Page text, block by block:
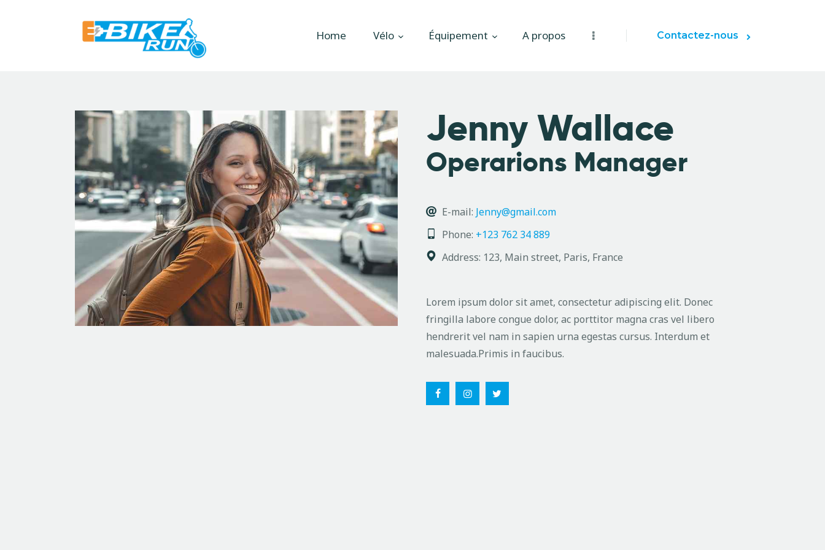
Home Vélo Équipement A propos Contactez-nous
A propos
Actualités
Contactez-nous
Jenny Wallace
Operarions Manager
E-mail: Jenny@gmail.com
Phone: +123 762 34 889
Address: 123, Main street, Paris, France
Lorem ipsum dolor sit amet, consectetur adipiscing elit. Donec
fringilla labore congue dolor, ac porttitor magna cras vel libero
hendrerit vel nam in sapien urna egestas cursus. Interdum et
malesuada.Primis in faucibus.